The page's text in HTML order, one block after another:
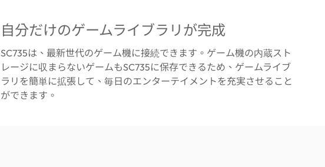
自分だけのゲームライブラリが完成
SC735は、最新世代のゲーム機に接続できます。ゲーム機の内蔵スト
レージに収まらないゲームもSC735に保存できるため、ゲームライブ
ラリを簡単に拡張して、毎日のエンターテイメントを充実させること
ができます。